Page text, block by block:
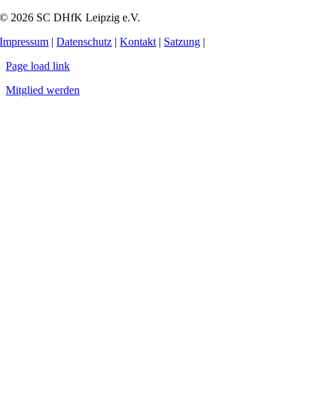
© 2026 SC DHfK Leipzig e.V.
Impressum |Datenschutz |Kontakt | Satzung |
Page load link
Mitglied werden